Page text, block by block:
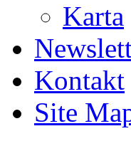
Karta
Kontakt
Site